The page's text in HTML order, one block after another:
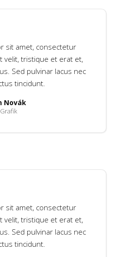
sit amet, consectetur
velit, tristique et erat et,
Sed pulvinar lacus nec
tincidunt.
Novák
Grafik
sit amet, consectetur
velit, tristique et erat et,
Sed pulvinar lacus nec
tincidunt.